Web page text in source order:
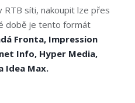
RTB síti, nakoupit lze přes
době je tento formát
Fronta, Impression
Info, Hyper Media,
Idea Max.